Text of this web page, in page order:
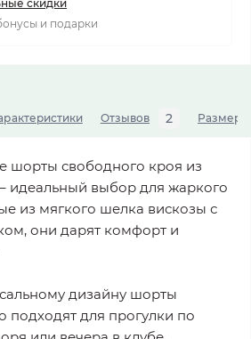
скидки
и подарки
Отзывов 2
шорты свободного кроя из
идеальный выбор для жаркого
из мягкого шелка вискозы с
они дарят комфорт и
дизайну шорты
для прогулки по